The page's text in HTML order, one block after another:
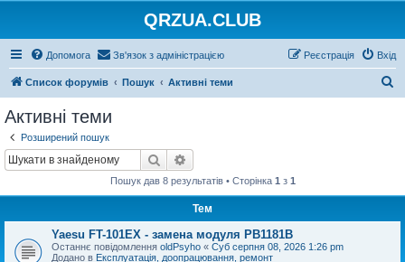
QRZUA.CLUB
Допомога Зв'язок з адміністрацією Вхід
Реєстрація
Список форумів Пошук Активні теми
Активні теми
Розширений пошук
Пошук
Пошук дав 8 результатів • Сторінка 1 з 1
Тем
Yaesu FT-101EX - замена модуля PB1181B
Останнє повідомлення oldPsyho « Суб серпня 08, 2026 1:26 pm
Додано в Експлуатація, доопрацювання, ремонт